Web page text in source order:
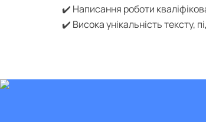
✔️ Написання роботи
✔️ Висока унікальність тексту,